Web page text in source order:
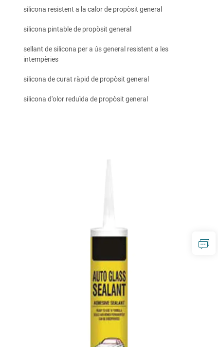
silicona resistent a la calor de propòsit general
silicona pintable de propòsit general
sellant de silicona per a ús general resistent a les
intempèries
silicona de curat ràpid de propòsit general
silicona d'olor reduïda de propòsit general